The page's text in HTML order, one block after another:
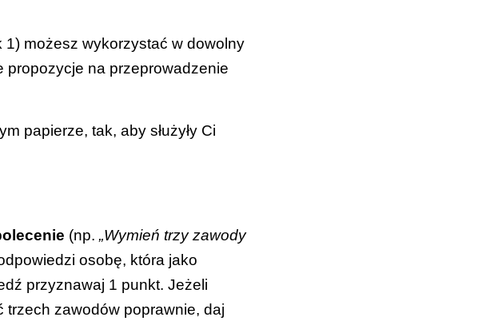
według
szablonu (Załącznik
do Internetu;
dla starszej młodzieży
1) możesz wykorzystać w dowolny
propozycje na przeprowadzenie
papierze, tak, aby służyły Ci
(np. „Wymień trzy zawody
osobę, która jako
przyznawaj 1 punkt. Jeżeli
trzech zawodów poprawnie, daj